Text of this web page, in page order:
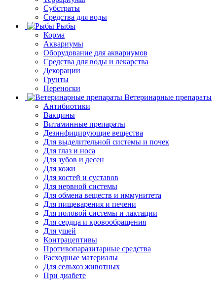
Субстраты
Средства для воды
Рыбы
Корма
Аквариумы
Оборудование для аквариумов
Средства для воды и лекарства
Декорации
Грунты
Переноски
Ветеринарные препараты
Антибиотики
Вакцины
Витаминные препараты
Дезинфицирующие вещества
Для выделительной системы и почек
Для глаз и носа
Для зубов и десен
Для кожи
Для костей и суставов
Для нервной системы
Для обмена веществ и иммунитета
Для пищеварения и печени
Для половой системы и лактации
Для сердца и кровообращения
Для ушей
Контрацептивы
Противопаразитарные средства
Расходные материалы
Для сельхоз животных
При диабете